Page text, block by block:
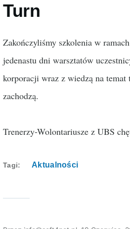
Turn
Zakończyliśmy szkolenia w
jedenastu dni warsztatów
korporacji wraz z wiedzą na
zachodzą.
Trenerzy-Wolontariusze z UBS
Tagi Aktualności